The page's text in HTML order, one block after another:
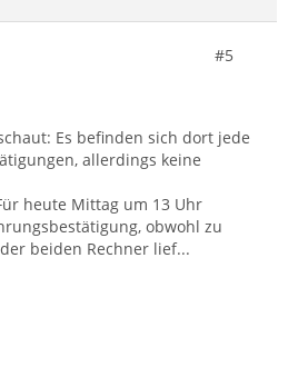
#5
Es befinden sich dort jede
allerdings keine
heute Mittag um 13 Uhr
obwohl zu
beiden Rechner lief...